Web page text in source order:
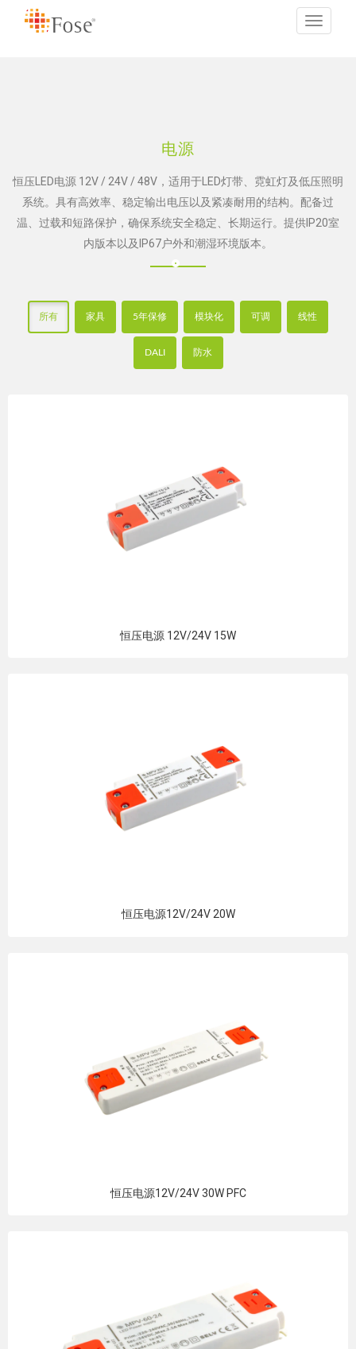
Toggle
电源
恒压LED电源 12V / 24V / 48V，适用于LED灯带、霓虹灯及低压照明
系统。具有高效率、稳定输出电压以及紧凑耐用的结构。配备过
温、过载和短路保护，确保系统安全稳定、长期运行。提供IP20室
内版本以及IP67户外和潮湿环境版本。
所有 家具 5年保修 模块化 可调 线性
DALI 防水
恒压电源 12V/24V 15W
恒压电源12V/24V 20W
恒压电源12V/24V 30W PFC